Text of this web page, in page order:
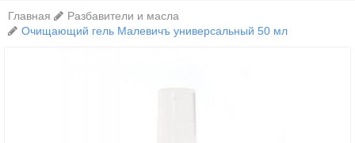
Главная
Разбавители и масла
Очищающий гель Малевичъ универсальный 50 мл